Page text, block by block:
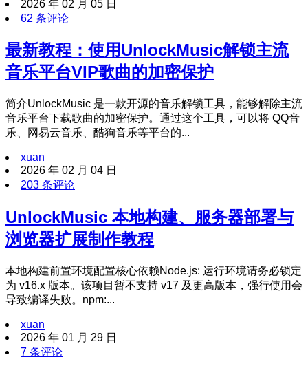
2026 年 02 月 05 日
62 条评论
最新教程：使用UnlockMusic解锁主流
音乐平台VIP歌曲的加密保护
简介UnlockMusic 是一款开源的音乐解锁工具，能够解除主流
音乐平台下载歌曲的加密保护。通过这个工具，可以将 QQ音
乐、网易云音乐、酷狗音乐等平台的...
xuan
2026 年 02 月 04 日
203 条评论
UnlockMusic 本地构建、服务器部署与
浏览器扩展制作教程
本地构建前置环境配置核心依赖Node.js: 运行环境请务必锁定
为 v16.x 版本。该项目暂不支持 v17 及更高版本，强行使用会
导致编译失败。npm:...
xuan
2026 年 01 月 29 日
7 条评论